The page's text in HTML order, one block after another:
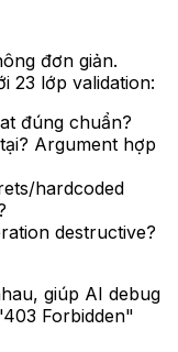
đơn giản.
23 lớp validation:
đúng chuẩn?
Argument hợp
hardcoded
destructive?
giúp AI debug
Forbidden"